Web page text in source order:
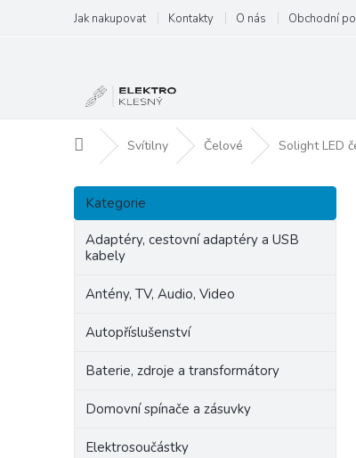
obsah
Jak nakupovat Kontakty O nás Obchodní
Domů Svítilny Čelové Solight LED
P
s
Přeskočit
kategorie
Kategorie
Adaptéry, cestovní adaptéry a USB
kabely
Antény, TV, Audio, Video
Autopříslušenství
Baterie, zdroje a transformátory
Domovní spínače a zásuvky
Elektrosoučástky